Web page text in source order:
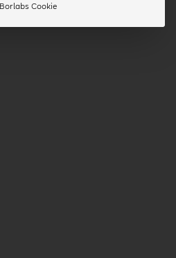
Borlabs Cookie